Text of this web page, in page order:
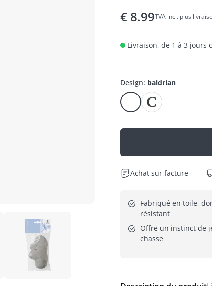
€ 8.99TVA incl. plus
Livraison, de 1 à 3 jours
Design: baldrian
Achat sur facture
Fabriqué en toile,
résistant
Offre un instinct de
chasse